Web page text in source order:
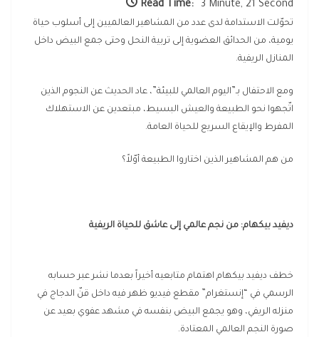
Read Time: 3 Minute, 21 Second
تحوّلت الاستدامة لدى عدد من المشاهير العالميين إلى أسلوب حياة
يومية، من الحدائق العضوية إلى تربية النحل وحتى جمع البيض داخل
المنازل الريفية.
ومع الاحتفال بـ”اليوم العالمي للبيئة”، عاد الحديث عن النجوم الذين
اتّجهوا نحو الطبيعة والعيش البسيط، مبتعدين عن الاستهلاك
المفرط والإيقاع السريع للحياة العامة.
من هم المشاهير الذين اختاروا الطبيعة أوّلاً؟
ديفيد بيكهام: من نجم عالمي إلى عاشق للحياة الريفية
خطف ديفيد بيكهام اهتمام متابعيه أخيراً بعدما نشر عبر حسابه
الرسمي في “إنستغرام” مقطع فيديو ظهر فيه داخل قنّ الدجاج في
منزله الريفي، وهو يجمع البيض بنفسه في مشهد عفوي بعيد عن
صورة النجم العالمي المعتادة.